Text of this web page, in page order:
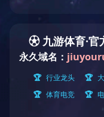
j9体育(中国)一站式服务
咨询热线：
内容详情